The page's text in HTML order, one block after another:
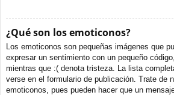
¿Qué son los emoticonos?
Los emoticonos son pequeñas imágenes que
expresar un sentimiento con un pequeño
mientras que :( denota tristeza. La lista
verse en el formulario de publicación. Trate de
emoticonos, pues pueden hacer que un